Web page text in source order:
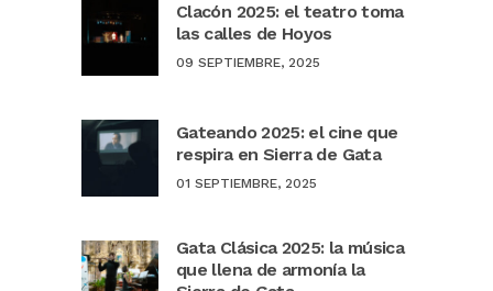
Clacón 2025: el teatro toma
las calles de Hoyos
09 SEPTIEMBRE, 2025
Gateando 2025: el cine que
respira en Sierra de Gata
01 SEPTIEMBRE, 2025
Gata Clásica 2025: la música
que llena de armonía la